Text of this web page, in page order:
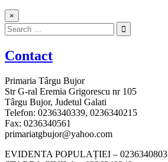
×
Search
for:
Contact
Primaria Târgu Bujor
Str G-ral Eremia Grigorescu nr 105
Târgu Bujor, Judetul Galati
Telefon: 0236340339, 0236340215
Fax: 0236340561
primariatgbujor@yahoo.com
EVIDENTA POPULAȚIEI – 0236340803